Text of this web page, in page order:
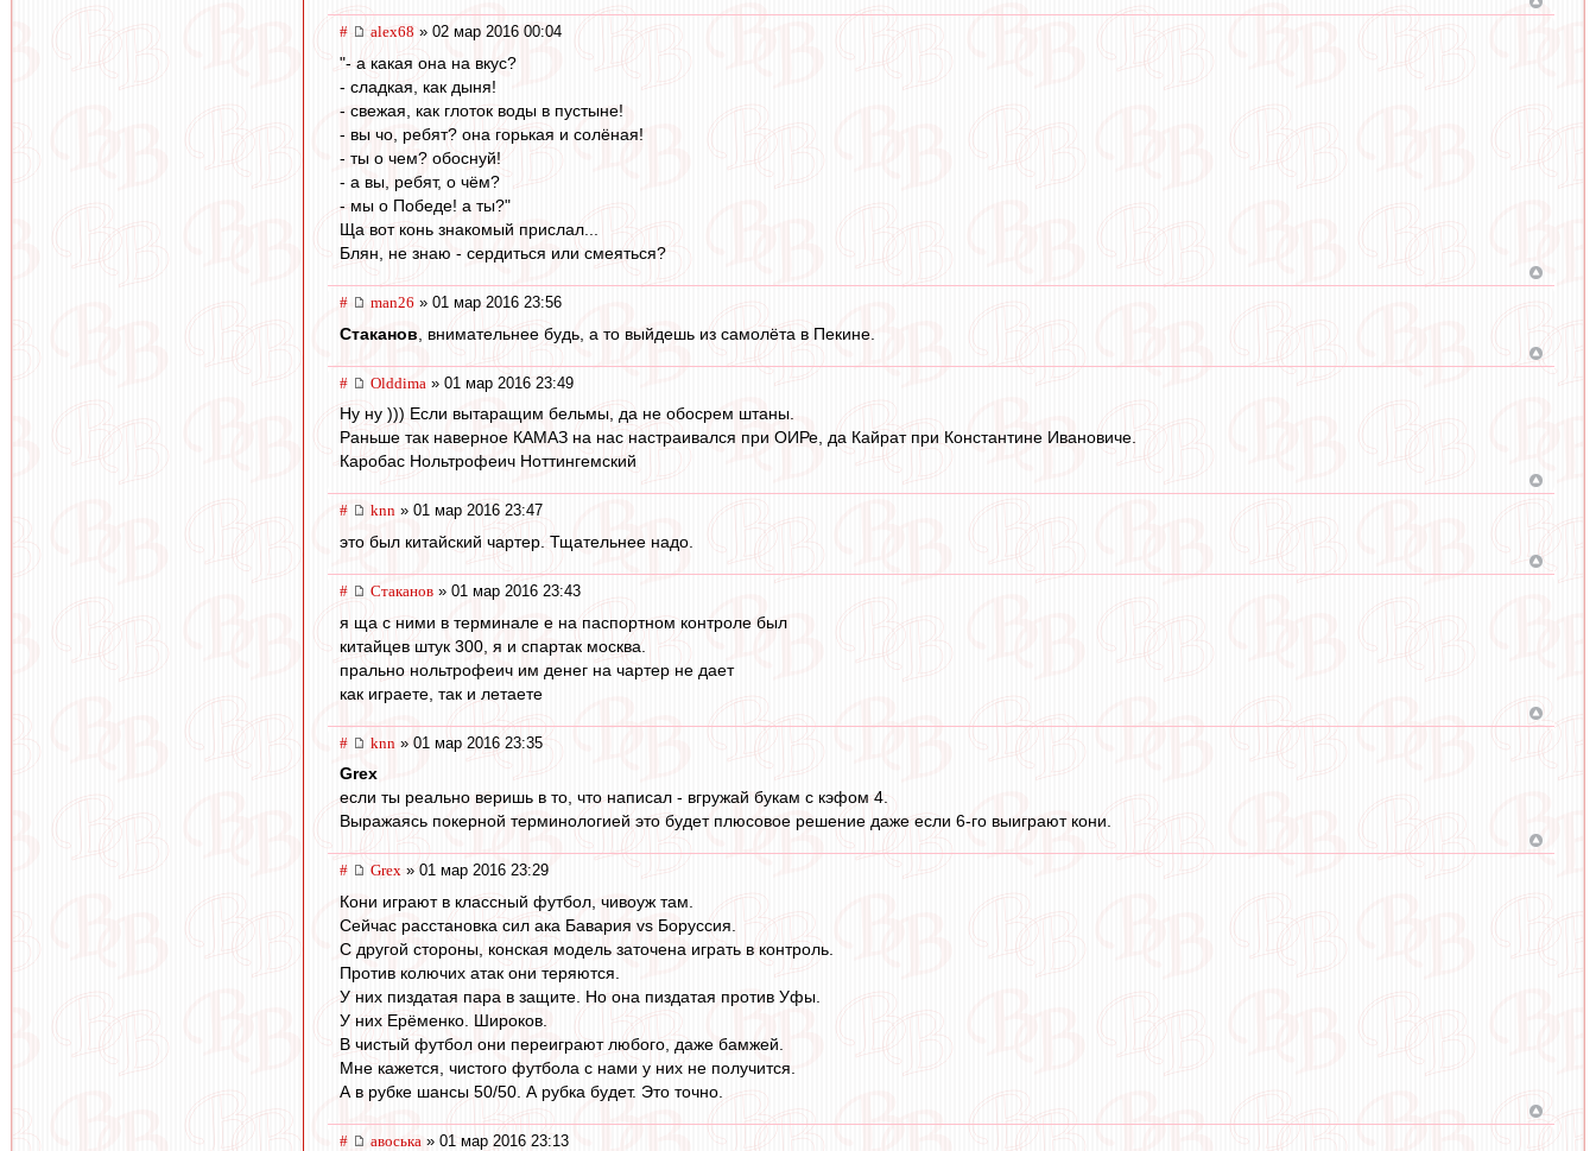
# alex68 » 02 мар 2016 00:04
"- а какая она на вкус?
- сладкая, как дыня!
- свежая, как глоток воды в пустыне!
- вы чо, ребят? она горькая и солёная!
- ты о чем? обоснуй!
- а вы, ребят, о чём?
- мы о Победе! а ты?"
Ща вот конь знакомый прислал...
Блян, не знаю - сердиться или смеяться?
# man26 » 01 мар 2016 23:56
Cтаканов , внимательнее будь, а то выйдешь из самолёта в Пекине.
# Olddima » 01 мар 2016 23:49
Ну ну ))) Если вытаращим бельмы, да не обосрем штаны.
Раньше так наверное КАМАЗ на нас настраивался при ОИРе, да Кайрат при Константине Ивановиче.
Каробас Нольтрофеич Ноттингемский
# knn » 01 мар 2016 23:47
это был китайский чартер. Тщательнее надо.
# Cтаканов » 01 мар 2016 23:43
я ща с ними в терминале е на паспортном контроле был
китайцев штук 300, я и спартак москва.
прально нольтрофеич им денег на чартер не дает
как играете, так и летаете
# knn » 01 мар 2016 23:35
Grex
если ты реально веришь в то, что написал - вгружай букам с кэфом 4.
Выражаясь покерной терминологией это будет плюсовое решение даже если 6-го выиграют кони.
# Grex » 01 мар 2016 23:29
Кони играют в классный футбол, чивоуж там.
Сейчас расстановка сил ака Бавария vs Боруссия.
С другой стороны, конская модель заточена играть в контроль.
Против колючих атак они теряются.
У них пиздатая пара в защите. Но она пиздатая против Уфы.
У них Ерёменко. Широков.
В чистый футбол они переиграют любого, даже бамжей.
Мне кажется, чистого футбола с нами у них не получится.
А в рубке шансы 50/50. А рубка будет. Это точно.
# авоська » 01 мар 2016 23:13